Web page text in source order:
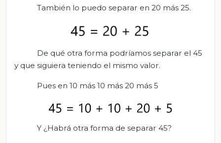
También lo puedo separar en 20 más 25.
De qué otra forma podríamos separar el 45
y que siguiera teniendo el mismo valor.
Pues en 10 más 10 más 20 más 5
Y ¿Habrá otra forma de separar 45?